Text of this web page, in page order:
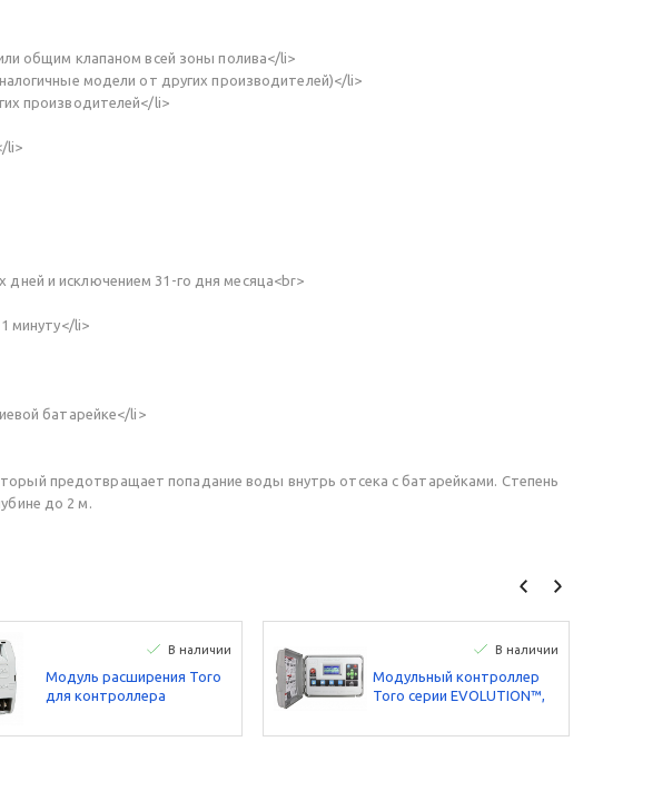
общим клапаном всей зоны полива</li>
модели от других производителей)</li>
производителей</li>
li>
и исключением 31-го дня месяца<br>
минуту</li>
батарейке</li>
предотвращает попадание воды внутрь отсека с батарейками. Степень
до 2 м.
В наличии
Модуль расширения Toro
для контроллера
В наличии
Модульный контроллер
Toro серии EVOLUTION™,
расширяемый до 12